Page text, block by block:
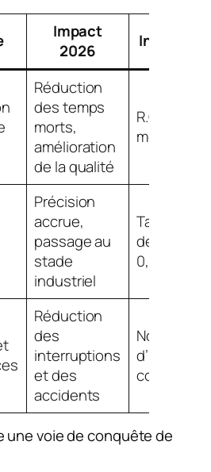
Impact
2026
Réduction
des temps
morts,
amélioration
de la qualité
R.O.I. sur
mois
Précision
accrue,
passage au
stade
industriel
Taux de
défauts <
0,5%
Réduction
des
interruptions
et des
accidents
Nombre
correctives
une voie de conquête de